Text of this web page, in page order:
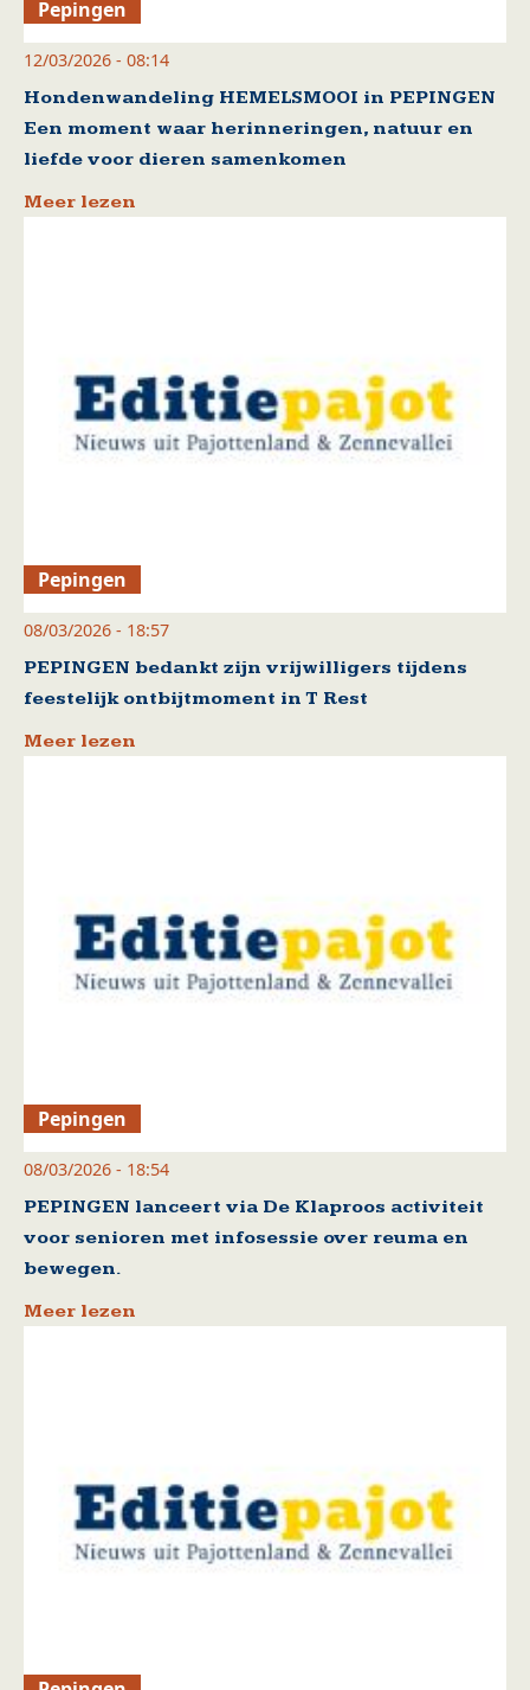
Pepingen
12/03/2026 - 08:14
Hondenwandeling HEMELSMOOI in PEPINGEN
Een moment waar herinneringen, natuur en
liefde voor dieren samenkomen
Meer lezen
Pepingen
08/03/2026 - 18:57
PEPINGEN bedankt zijn vrijwilligers tijdens
feestelijk ontbijtmoment in T Rest
Meer lezen
Pepingen
08/03/2026 - 18:54
PEPINGEN lanceert via De Klaproos activiteit
voor senioren met infosessie over reuma en
bewegen.
Meer lezen